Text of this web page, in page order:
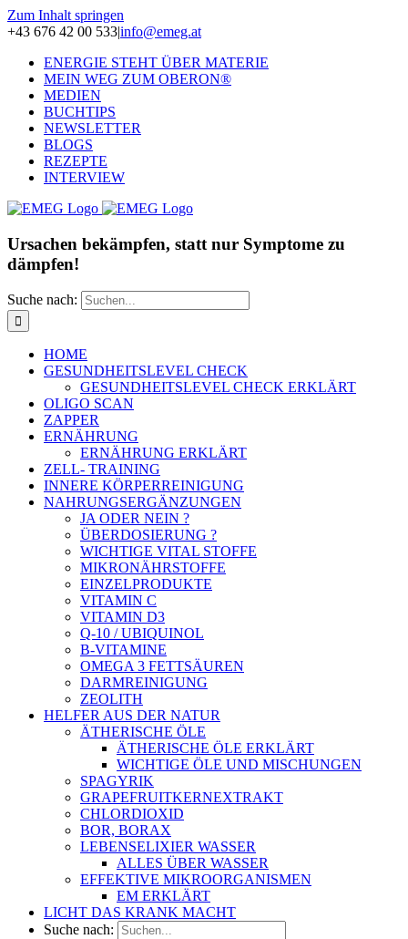
Zum Inhalt springen
+43 676 42 00 533|info@emeg.at
ENERGIE STEHT ÜBER MATERIE
MEIN WEG ZUM OBERON®
MEDIEN
BUCHTIPS
NEWSLETTER
BLOGS
REZEPTE
INTERVIEW
Ursachen bekämpfen, statt nur Symptome zu
dämpfen!
Suche nach:
HOME
GESUNDHEITSLEVEL CHECK
GESUNDHEITSLEVEL CHECK ERKLÄRT
OLIGO SCAN
ZAPPER
ERNÄHRUNG
ERNÄHRUNG ERKLÄRT
ZELL- TRAINING
INNERE KÖRPERREINIGUNG
NAHRUNGSERGÄNZUNGEN
JA ODER NEIN ?
ÜBERDOSIERUNG ?
WICHTIGE VITAL STOFFE
MIKRONÄHRSTOFFE
EINZELPRODUKTE
VITAMIN C
VITAMIN D3
Q-10 / UBIQUINOL
B-VITAMINE
OMEGA 3 FETTSÄUREN
DARMREINIGUNG
ZEOLITH
HELFER AUS DER NATUR
ÄTHERISCHE ÖLE
ÄTHERISCHE ÖLE ERKLÄRT
WICHTIGE ÖLE UND MISCHUNGEN
SPAGYRIK
GRAPEFRUITKERNEXTRAKT
CHLORDIOXID
BOR, BORAX
LEBENSELIXIER WASSER
ALLES ÜBER WASSER
EFFEKTIVE MIKROORGANISMEN
EM ERKLÄRT
LICHT DAS KRANK MACHT
Suche nach: